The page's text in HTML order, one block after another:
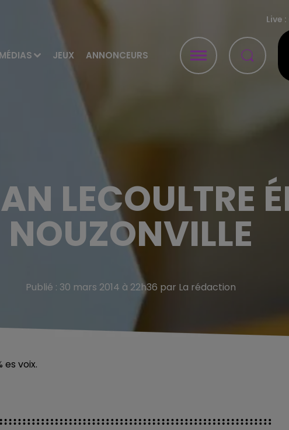
MÉDIAS JEUX ANNONCEURS
Live :
LECOULTRE
NOUZONVILLE
Publié : 30 mars 2014 à 22h36 par La rédaction
es voix.